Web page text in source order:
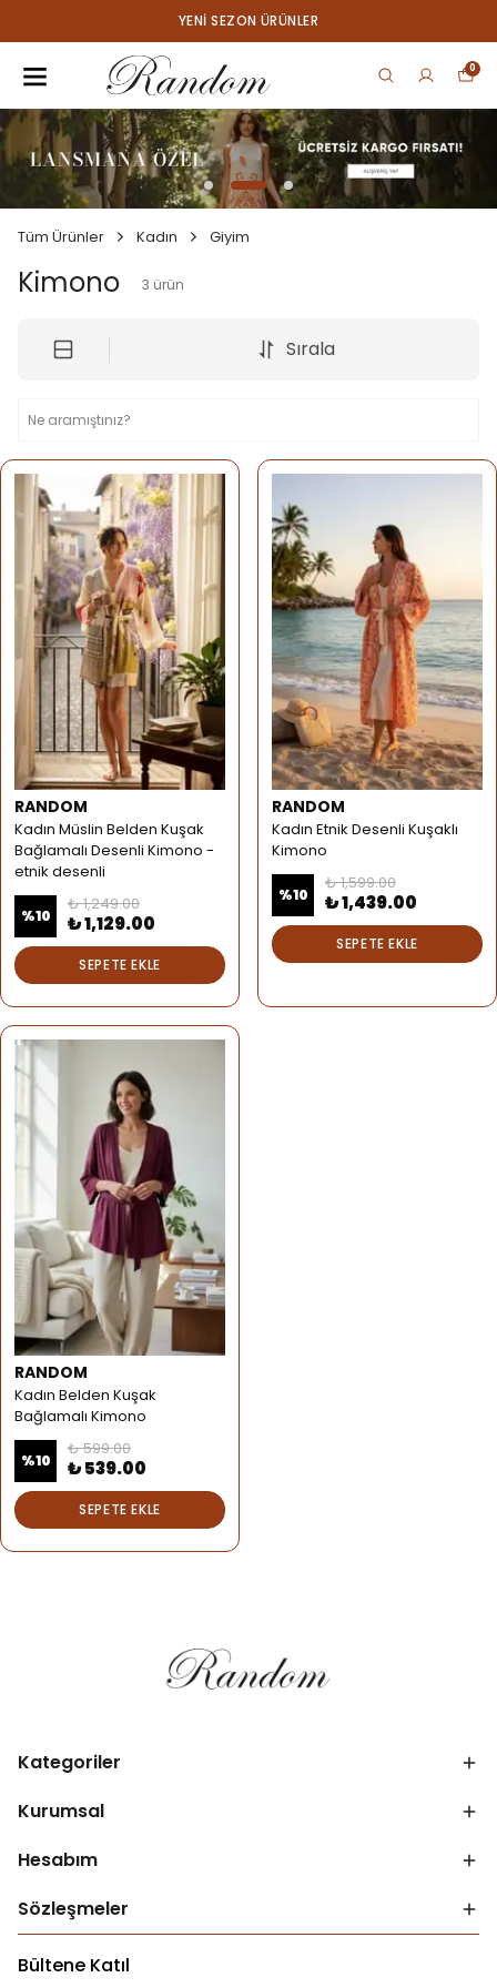
YENI SEZON ÜRÜNLER
0
Tüm Ürünler Kadın Giyim
Kimono 3 ürün
Sırala
RANDOM
Kadın Müslin Belden Kuşak
Bağlamalı Desenli Kimono -
etnik desenli
%10
₺ 1,249.00
₺ 1,129.00
SEPETE EKLE
RANDOM
Kadın Etnik Desenli Kuşaklı
Kimono
%10
₺ 1,599.00
₺ 1,439.00
SEPETE EKLE
RANDOM
Kadın Belden Kuşak
Bağlamalı Kimono
%10
₺ 599.00
₺ 539.00
SEPETE EKLE
Kategoriler
Kurumsal
Hesabım
Sözleşmeler
Bültene Katıl